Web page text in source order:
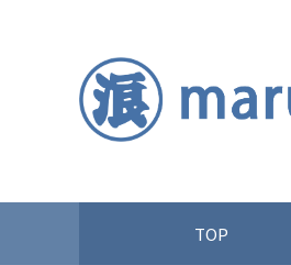
TOP